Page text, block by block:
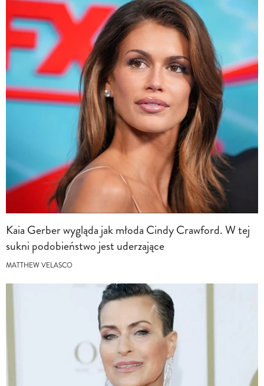
Kaia Gerber wygląda jak młoda Cindy Crawford. W tej
sukni podobieństwo jest uderzające
MATTHEW VELASCO